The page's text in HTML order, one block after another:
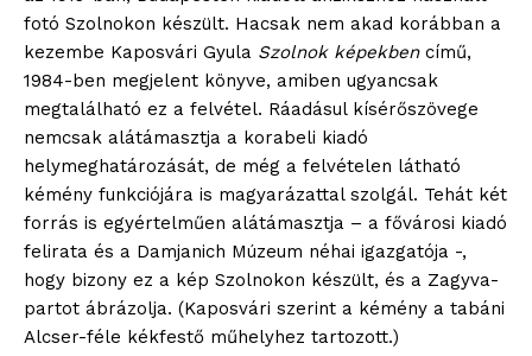
fotó Szolnokon készült. Hacsak nem akad korábban a
kezembe Kaposvári Gyula Szolnok képekbencímű,
1984-ben megjelent könyve, amiben ugyancsak
megtalálható ez a felvétel. Ráadásul kísérőszövege
nemcsak alátámasztja a korabeli kiadó
helymeghatározását, de még a felvételen látható
kémény funkciójára is magyarázattal szolgál. Tehát két
forrás is egyértelműen alátámasztja – a fővárosi kiadó
felirata és a Damjanich Múzeum néhai igazgatója -,
hogy bizony ez a kép Szolnokon készült, és a Zagyva-
partot ábrázolja. (Kaposvári szerint a kémény a tabáni
Alcser-féle kékfestő műhelyhez tartozott.)